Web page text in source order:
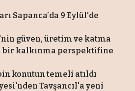
Sapanca’da 9 Eylül'de
güven, üretim ve katma
bir kalkınma perspektifine
konutun temeli atıldı
Tavşancıl'a yeni